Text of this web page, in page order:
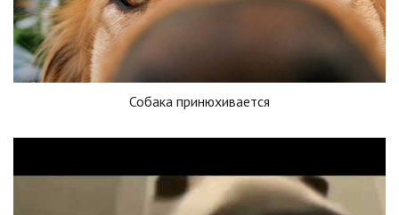
Собака принюхивается